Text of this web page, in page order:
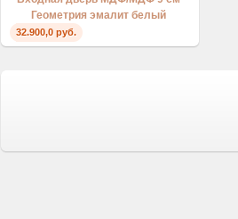
Геометрия эмалит белый
32.900,0 руб.